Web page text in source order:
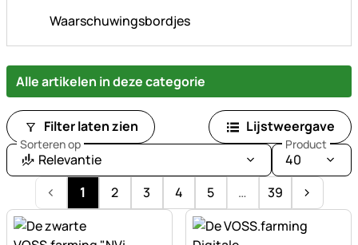
Waarschuwingsbordjes
Alle artikelen in deze categorie
Filter laten zien Lijstweergave
Sorteren op
Relevantie
Product
40
1
2 3 4 5 … 39